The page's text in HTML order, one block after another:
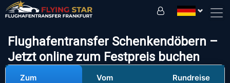
Flughafentransfer Schenkendöbern –
Jetzt online zum Festpreis buchen
Zum
Vom
Rundreise